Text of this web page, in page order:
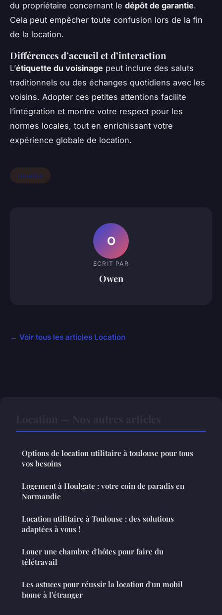
du propriétaire concernant le dépôt de garantie.
Cela peut empêcher toute confusion lors de la fin
de la location.
Différences d’accueil et d’interaction
L’étiquette du voisinage peut inclure des saluts
traditionnels ou des échanges quotidiens avec les
voisins. Adopter ces petites attentions facilite
l’intégration et montre votre respect pour les
normes locales, tout en enrichissant votre
expérience globale de location.
Location
O
ECRIT PAR
Owen
← Voir tous les articles Location
Options de location utilitaire à toulouse pour tous
vos besoins
Logement à Houlgate : votre coin de paradis en
Normandie
Location utilitaire à Toulouse : des solutions
adaptées à vous !
Louer une chambre d'hôtes pour faire du
télétravail
Les astuces pour réussir la location d'un mobil
home à l'étranger